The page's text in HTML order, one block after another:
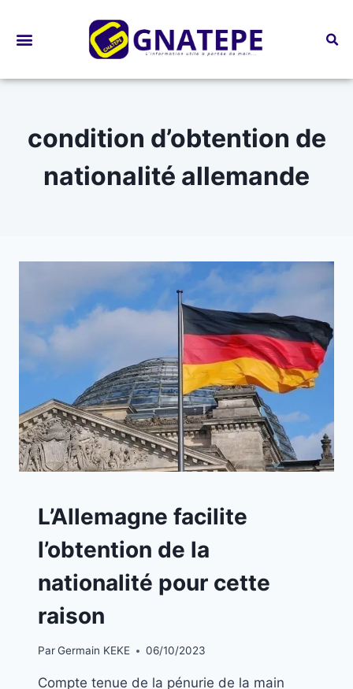
condition d’obtention de
nationalité allemande
BLOG
L’Allemagne facilite
l’obtention de la
nationalité pour cette
raison
ParGermain KEKE 06/10/2023
Compte tenue de la pénurie de la main